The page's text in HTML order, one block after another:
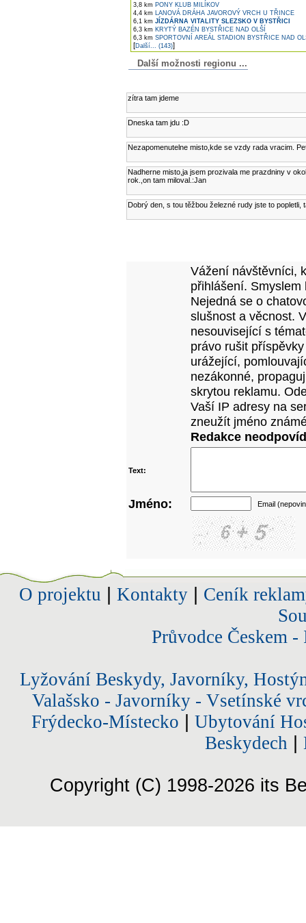
3,8 km PONY KLUB MILÍKOV
4,4 km LANOVÁ DRÁHA JAVOROVÝ VRCH U TŘINCE
6,1 km JÍZDÁRNA VITALITY SLEZSKO V BYSTŘICI
6,3 km KRYTÝ BAZÉN BYSTŘICE NAD OLŠÍ
6,3 km SPORTOVNÍ AREÁL STADION BYSTŘICE NAD
[Další... (143)]
Další možnosti regionu ...
zítra tam jdeme
Dneska tam jdu :D
Nezapomenutelne misto,kde se vzdy rada vracim.
Nadherne misto,ja jsem prozivala me prazdniny v
rok.,on tam miloval.:Jan
Dobrý den, s tou těžbou železné rudy jste to popletli,
Vážení návštěvníci,
přihlášení.
Nejedná se o
slušnost a věcnost.
nesouvisející s
právo rušit
urážející,
nezákonné,
skrytou reklamu.
Vaší IP adresy na
zneužít jméno
Redakce
Text:
Jméno: Email
O projektu Kontakty| Ceník
Průvodce Českem
Lyžování Beskydy, Javorníky,
Valašsko - Javorníky - Vsetínské
Frýdecko-Místecko
Ubytování
Beskydech
Copyright (C) 1998-2026 its